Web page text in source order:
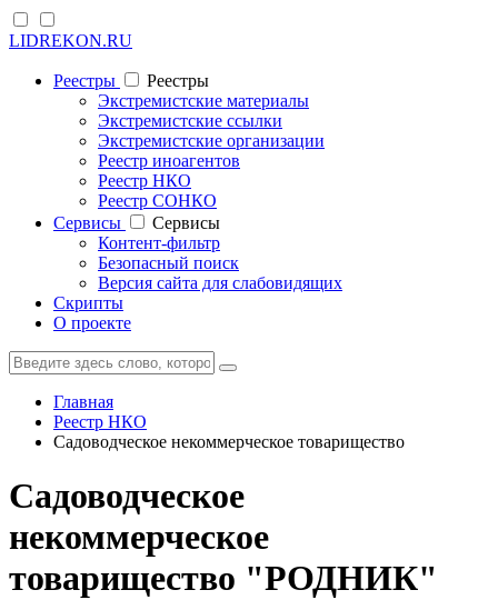
LIDREKON.RU
Реестры
Реестры
Экстремистские материалы
Экстремистские ссылки
Экстремистские организации
Реестр иноагентов
Реестр НКО
Реестр СОНКО
Cервисы
Cервисы
Контент-фильтр
Безопасный поиск
Версия сайта для слабовидящих
Скрипты
О проекте
Главная
Реестр НКО
Садоводческое некоммерческое товарищество
Садоводческое
некоммерческое
товарищество "РОДНИК"